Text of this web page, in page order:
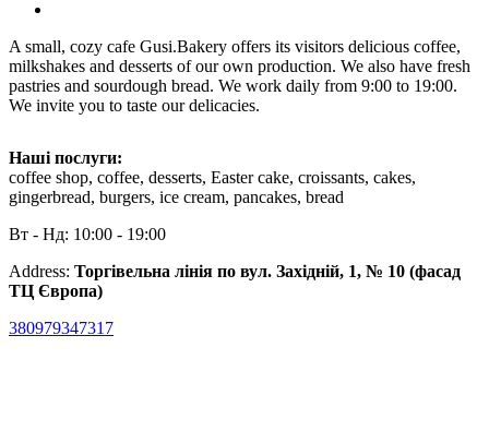
A small, cozy cafe Gusi.Bakery offers its visitors delicious coffee,
milkshakes and desserts of our own production. We also have fresh
pastries and sourdough bread. We work daily from 9:00 to 19:00.
We invite you to taste our delicacies.
Наші послуги:
coffee shop, coffee, desserts, Easter cake, croissants, cakes,
gingerbread, burgers, ice cream, pancakes, bread
Вт - Нд: 10:00 - 19:00
Address: Торгівельна лінія по вул. Західній, 1, № 10 (фасад
ТЦ Європа)
380979347317